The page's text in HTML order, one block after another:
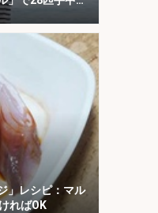
」レシピ：マル
ればOK